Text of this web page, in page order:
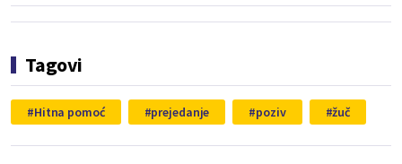
Tagovi
Hitna pomoć prejedanje poziv žuč